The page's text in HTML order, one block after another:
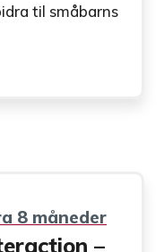
til småbarns
8 måneder
–